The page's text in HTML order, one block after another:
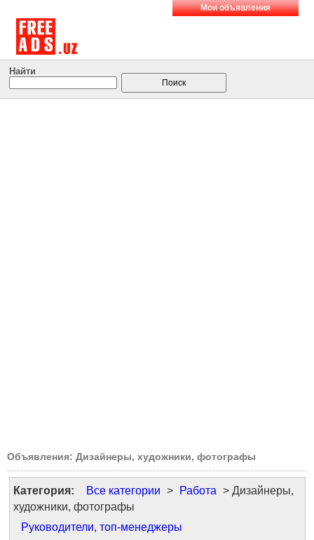
Мои объявления
Найти
Объявления: Дизайнеры, художники, фотографы
Категория: Все категории > Работа > Дизайнеры,
художники, фотографы
Руководители, топ-менеджеры